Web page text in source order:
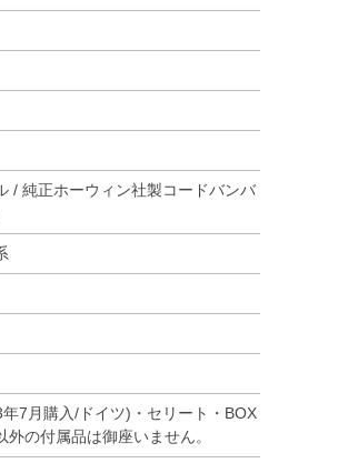
/ 純正ホーウィン社製コードバンバ
7月購入/ドイツ)・セリート・BOX
の付属品は御座いません。